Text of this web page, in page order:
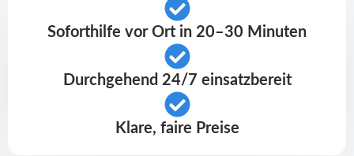
Soforthilfe vor Ort in 20–30 Minuten
Durchgehend 24/7 einsatzbereit
Klare, faire Preise